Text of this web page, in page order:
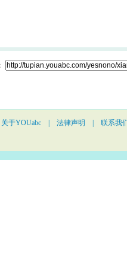
关于YOUabc 法律声明 联系我